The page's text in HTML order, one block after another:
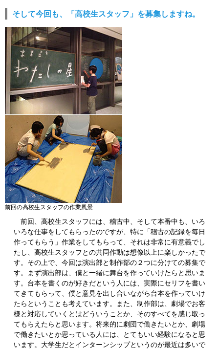
そして今回も、「高校生スタッフ」を募集しますね。
前回の高校生スタッフの作業風景
前回、高校生スタッフには、稽古中、そして本番中も、いろ
いろな仕事をしてもらったのですが、特に「稽古の記録を毎日
作ってもらう」作業をしてもらって、それは非常に有意義でし
たし、高校生スタッフとの共同作動は想像以上に楽しかったで
す。その上で、今回は演出部と制作部の２つに分けての募集で
す。まず演出部は、僕と一緒に舞台を作っていけたらと思いま
す。台本を書くのが好きだという人には、実際にセリフを書い
てきてもらって、僕と意見を出し合いながら台本を作っていけ
たらということも考えています。また、制作部は、劇場でお客
様と対応していくとはどういうことか、そのすべてを感じ取っ
てもらえたらと思います。将来的に劇団で働きたいとか、劇場
で働きたいとか思っている人には、とてもいい経験になると思
います。大学生だとインターンシップというのが最近は多いで